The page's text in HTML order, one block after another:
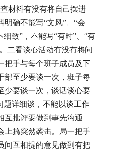
材料有没有将自己摆进
明确不能写“文风”、“会
细致”，不能写“有时”、“有
二看谈心活动有没有将问
把手与每个班子成员及下
部至少要谈一次，班子每
少要谈一次，谈话谈心要
题详细谈，不能以谈工作
互批评要做到事先沟通
上搞突然袭击。局一把手
间互相提的意见做到有把